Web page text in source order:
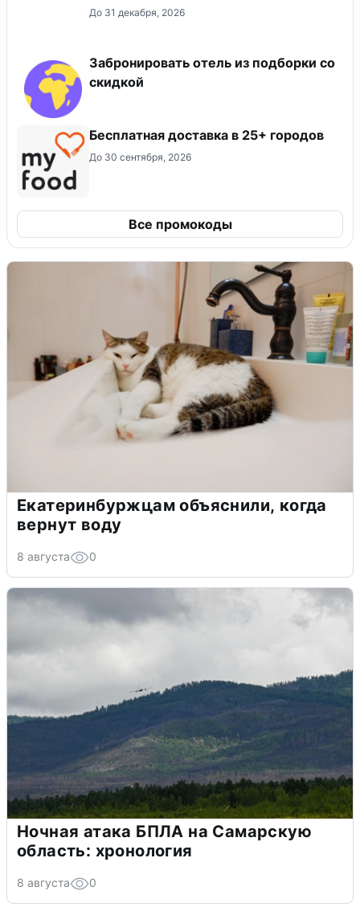
До 31 декабря, 2026
Забронировать отель из подборки со
скидкой
Бесплатная доставка в 25+ городов
До 30 сентября, 2026
Все промокоды
Екатеринбуржцам объяснили, когда
вернут воду
8 августа 0
Ночная атака БПЛА на Самарскую
область: хронология
8 августа 0